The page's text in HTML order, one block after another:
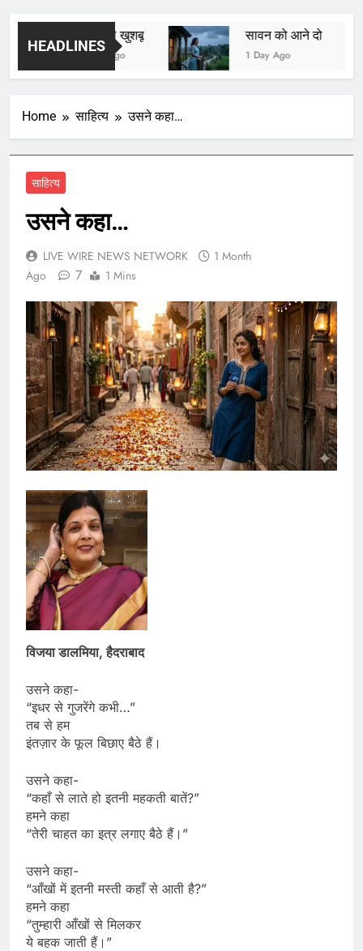
HEADLINES
यादों की खुशबू
1 Day Ago
सावन को आने दो
1 Day Ago
Home साहित्य उसने कहा…
साहित्य
उसने कहा…
LIVE WIRE NEWS NETWORK
1 Month
Ago
7 1 Mins
विजया डालमिया, हैदराबाद
उसने कहा-
“इधर से गुजरेंगे कभी…”
तब से हम
इंतज़ार के फूल बिछाए बैठे हैं।
उसने कहा-
“कहाँ से लाते हो इतनी महकती बातें?”
हमने कहा
“तेरी चाहत का इत्र लगाए बैठे हैं।”
उसने कहा-
“आँखों में इतनी मस्ती कहाँ से आती है?”
हमने कहा
“तुम्हारी आँखों से मिलकर
ये बहक जाती हैं।”